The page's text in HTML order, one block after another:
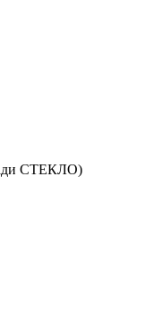
СТЕКЛО)